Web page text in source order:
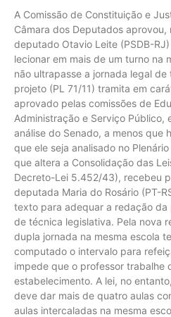
A Comissão de Constituição e
Câmara dos Deputados
deputado Otavio Leite (PSDB-
lecionar em mais de um turno na
não ultrapasse a jornada legal de
projeto (PL 71/11) tramita em
aprovado pelas comissões de
Administração e Serviço Público,
análise do Senado, a menos que
que ele seja analisado no
que altera a Consolidação das
Decreto-Lei 5.452/43), recebeu
deputada Maria do Rosário (PT-
texto para adequar a redação da
de técnica legislativa. Pela nova
dupla jornada na mesma escola
computado o intervalo para
impede que o professor trabalhe
estabelecimento. A lei, no
deve dar mais de quatro aulas
aulas intercaladas na mesma